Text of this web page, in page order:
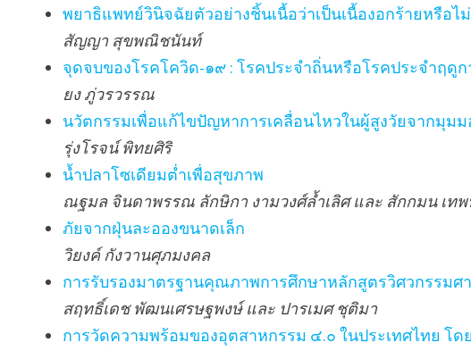
พยาธิแพทย์วินิจฉัยตัวอย่างชิ้นเนื้อว่าเป็นเนื้องอกร้ายหรือไ
สัญญา สุขพณิชนันท์
จุดจบของโรคโควิด-๑๙ : โรคประจำถิ่นหรือโรคประจำฤดูก
ยง ภู่วรวรรณ
นวัตกรรมเพื่อแก้ไขปัญหาการเคลื่อนไหวในผู้สูงวัยจากมุม
รุ่งโรจน์ พิทยศิริ
น้ำปลาโซเดียมต่ำเพื่อสุขภาพ
ณฐมล จินดาพรรณ ลักษิกา งามวงศ์ล้ำเลิศ และ สักกมน เท
ภัยจากฝุ่นละอองขนาดเล็ก
วิยงค์ กังวานศุภมงคล
การรับรองมาตรฐานคุณภาพการศึกษาหลักสูตรวิศวกรรมศ
สฤทธิ์เดช พัฒนเศรษฐพงษ์ และ ปารเมศ ชุติมา
การวัดความพร้อมของอุตสาหกรรม ๔.๐ ในประเทศไทย โ